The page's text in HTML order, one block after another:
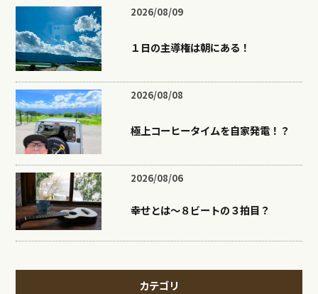
2026/08/09
１日の主導権は朝にある！
2026/08/08
極上コーヒータイムを自家発電！？
2026/08/06
幸せとは〜８ビートの３拍目？
カテゴリ